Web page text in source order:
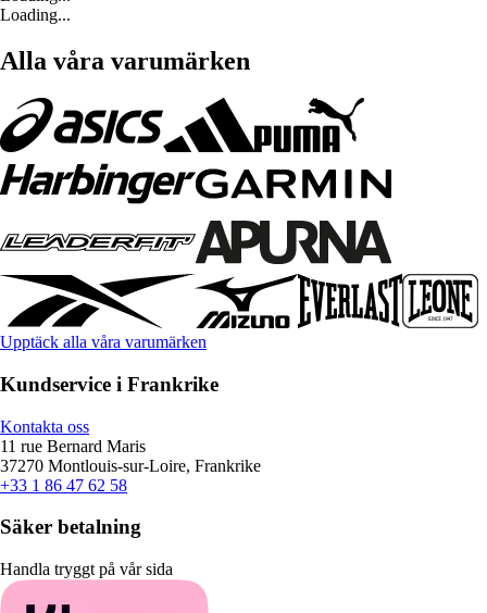
Loading...
Alla våra varumärken
Upptäck alla våra varumärken
Kundservice i Frankrike
Kontakta oss
11 rue Bernard Maris
37270 Montlouis-sur-Loire, Frankrike
+33 1 86 47 62 58
Säker betalning
Handla tryggt på vår sida